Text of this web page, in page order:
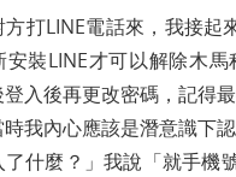
打LINE電話來，我接
安裝LINE才可以解除木
入後再更改密碼，記得
我內心應該是潛意識下
了什麼？」我說「就手機